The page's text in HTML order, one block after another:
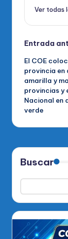
Ver todas
de
Entrada
El COE
provincia en
amarilla y
provincias y
Nacional en
verde
Buscar